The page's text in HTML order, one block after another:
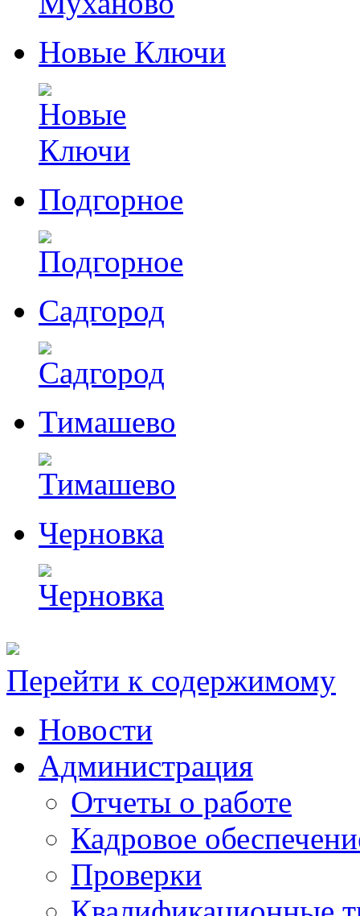
Новые Ключи
Подгорное
Садгород
Тимашево
Черновка
Перейти к содержимому
Новости
Администрация
Отчеты о работе
Кадровое
Проверки